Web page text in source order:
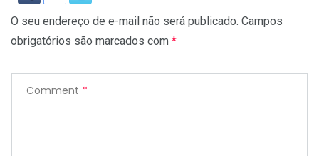
O seu endereço de e-mail não será publicado. Campos
obrigatórios são marcados com *
Comment *